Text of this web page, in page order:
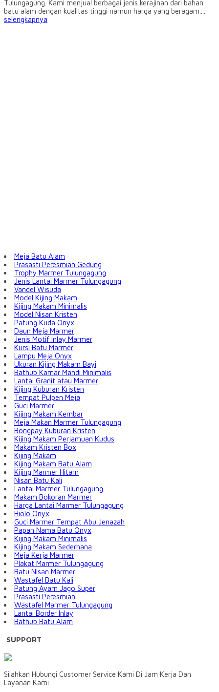
Tulungagung. Kami menjual berbagai jenis kerajinan dari bahan
batu alam dengan kualitas tinggi namun harga yang beragam....
selengkapnya
Meja Batu Alam
Prasasti Peresmian Gedung
Trophy Marmer Tulungagung
Jenis Lantai Marmer Tulungagung
Vandel Wisuda
Model Kijing Makam
Kijing Makam Minimalis
Model Nisan Kristen
Patung Kuda Onyx
Daun Meja Marmer
Jenis Motif Inlay Marmer
Kursi Batu Marmer
Lampu Meja Onyx
Ukuran Kijing Makam Bayi
Bathub Kamar Mandi Minimalis
Lantai Granit atau Marmer
Kijing Kuburan Kristen
Tempat Pulpen Meja
Guci Marmer
Kijing Makam Kembar
Meja Makan Marmer Tulungagung
Bongpay Kuburan Kristen
Kijing Makam Perjamuan Kudus
Makam Kristen Box
Kijing Makam
Kijing Makam Batu Alam
Kijing Marmer Hitam
Nisan Batu Kali
Lantai Marmer Tulungagung
Makam Bokoran Marmer
Harga Lantai Marmer Tulungagung
Hiolo Onyx
Guci Marmer Tempat Abu Jenazah
Papan Nama Batu Onyx
Kijing Makam Minimalis
Kijing Makam Sederhana
Meja Kerja Marmer
Plakat Marmer Tulungagung
Batu Nisan Marmer
Wastafel Batu Kali
Patung Ayam Jago Super
Prasasti Peresmian
Wastafel Marmer Tulungagung
Lantai Border Inlay
Bathub Batu Alam
SUPPORT
Silahkan Hubungi Customer Service Kami Di Jam Kerja Dan
Layanan Kami